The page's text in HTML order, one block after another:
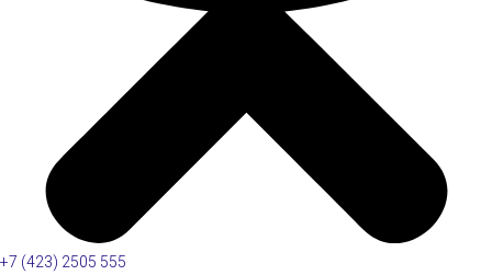
+7 (423) 2505 555